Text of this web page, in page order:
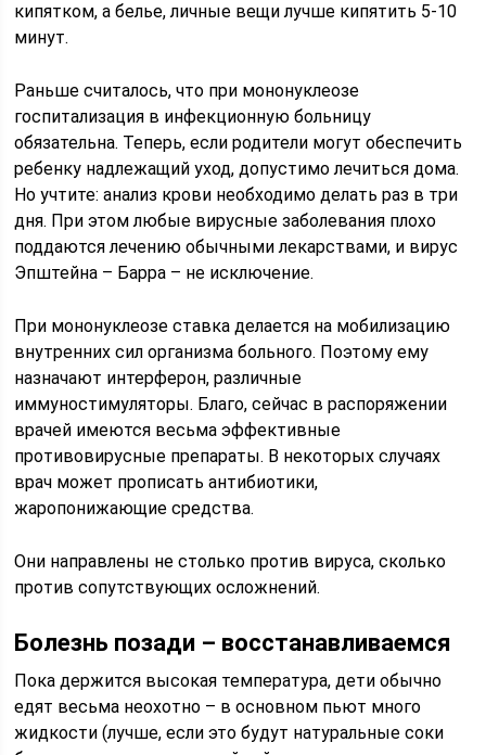
кипятком, а белье, личные вещи лучше кипятить 5-10
минут.
Раньше считалось, что при мононуклеозе
госпитализация в инфекционную больницу
обязательна. Теперь, если родители могут обеспечить
ребенку надлежащий уход, допустимо лечиться дома.
Но учтите: анализ крови необходимо делать раз в три
дня. При этом любые вирусные заболевания плохо
поддаются лечению обычными лекарствами, и вирус
Эпштейна – Барра – не исключение.
При мононуклеозе ставка делается на мобилизацию
внутренних сил организма больного. Поэтому ему
назначают интерферон, различные
иммуностимуляторы. Благо, сейчас в распоряжении
врачей имеются весьма эффективные
противовирусные препараты. В некоторых случаях
врач может прописать антибиотики,
жаропонижающие средства.
Они направлены не столько против вируса, сколько
против сопутствующих осложнений.
Болезнь позади – восстанавливаемся
Пока держится высокая температура, дети обычно
едят весьма неохотно – в основном пьют много
жидкости (лучше, если это будут натуральные соки